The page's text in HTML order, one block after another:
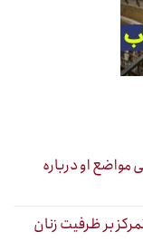
مواضع او درباره
بر ظرفیت زنان